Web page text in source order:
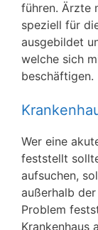
führen. Ärzte
speziell für
ausgebildet
welche sich
beschäftigen.
Wer eine
feststellt
aufsuchen,
außerhalb
Problem
Krankenhaus